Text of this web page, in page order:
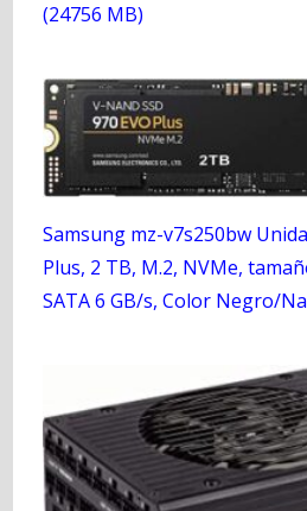
(24756 MB)
Samsung mz-v7s250bw
Plus, 2 TB, M.2, NVMe,
SATA 6 GB/s, Color Negro/